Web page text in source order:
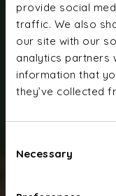
provide social
traffic. We also
our site with our
analytics partners
information that
they’ve collected
Selection
Necessary